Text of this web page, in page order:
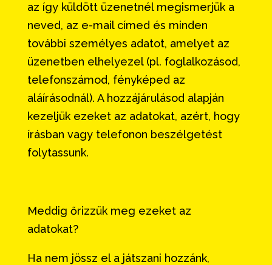
az így küldött üzenetnél megismerjük a
neved, az e-mail címed és minden
további személyes adatot, amelyet az
üzenetben elhelyezel (pl. foglalkozásod,
telefonszámod, fényképed az
aláírásodnál). A hozzájárulásod alapján
kezeljük ezeket az adatokat, azért, hogy
írásban vagy telefonon beszélgetést
folytassunk.
Meddig őrizzük meg ezeket az
adatokat?
Ha nem jössz el a játszani hozzánk,